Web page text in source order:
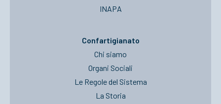
INAPA
Confartigianato
Chi siamo
Organi Sociali
Le Regole del Sistema
La Storia